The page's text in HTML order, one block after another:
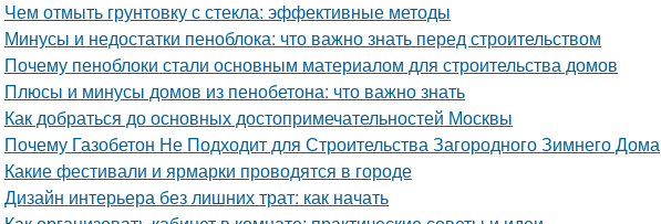
Чем отмыть грунтовку с стекла: эффективные методы
Минусы и недостатки пеноблока: что важно знать перед строительством
Почему пеноблоки стали основным материалом для строительства домов
Плюсы и минусы домов из пенобетона: что важно знать
Как добраться до основных достопримечательностей Москвы
Почему Газобетон Не Подходит для Строительства Загородного Зимнего Дома
Какие фестивали и ярмарки проводятся в городе
Дизайн интерьера без лишних трат: как начать